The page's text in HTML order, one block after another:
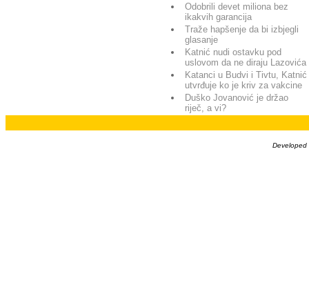
Odobrili devet miliona bez
ikakvih garancija
Traže hapšenje da bi izbjegli
glasanje
Katnić nudi ostavku pod
uslovom da ne diraju Lazovića
Katanci u Budvi i Tivtu, Katnić
utvrđuje ko je kriv za vakcine
Duško Jovanović je držao
riječ, a vi?
Developed